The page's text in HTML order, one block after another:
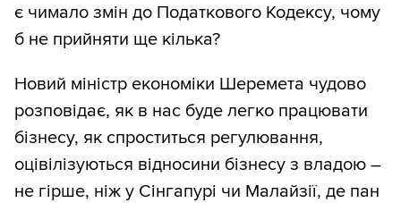
є чимало змін до Податкового Кодексу, чому
б не прийняти ще кілька?
Новий міністр економіки Шеремета чудово
розповідає, як в нас буде легко працювати
бізнесу, як спроститься регулювання,
оцівілізуються відносини бізнесу з владою –
не гірше, ніж у Сінгапурі чи Малайзії, де пан